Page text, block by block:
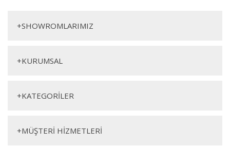
288cm
231cm
66cm
+SHOWROMLARIMIZ
+KURUMSAL
+KATEGORİLER
+MÜŞTERİ HİZMETLERİ